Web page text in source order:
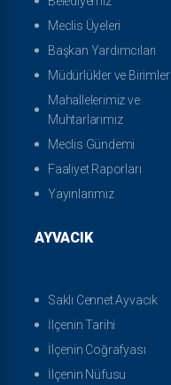
Meclis Üyeleri
Başkan Yardımcıları
Müdürlükler ve Birimler
Mahallelerimiz ve
Muhtarlarımız
Meclis Gündemi
Faaliyet Raporları
Yayınlarımız
AYVACIK
Saklı Cennet Ayvacık
İlçenin Tarihi
İlçenin Coğrafyası
İlçenin Nüfusu